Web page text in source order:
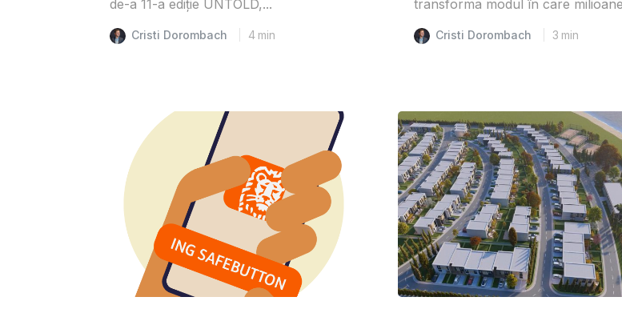
de-a 11-a ediție UNTOLD,...
Cristi Dorombach 4 min
transforma modul în care
Cristi Dorombach 3 min